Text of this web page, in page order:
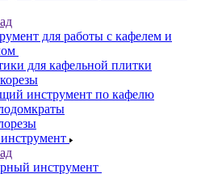
для работы с кафелем и
для кафельной плитки
инструмент по кафелю
инструмент